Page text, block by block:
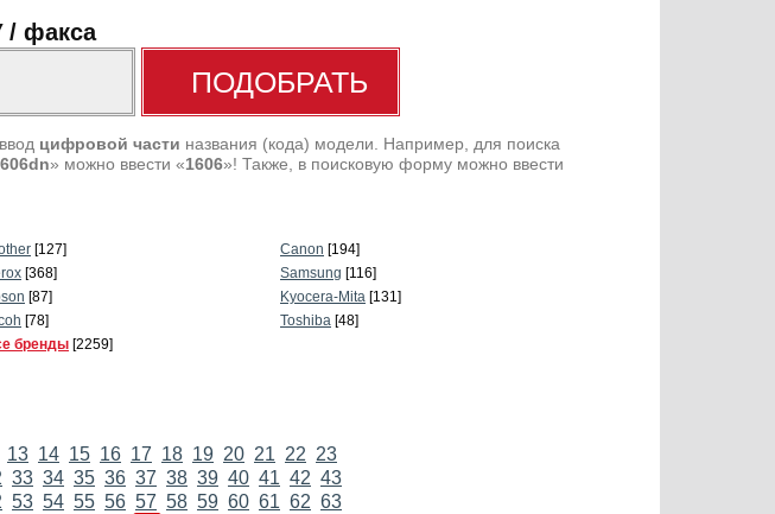
/ факса
цифровой части названия (кода) модели. Например, для поиска
» можно ввести «1606»! Также, в поисковую форму можно ввести
[127] Canon [194]
[368] Samsung [116]
[87] Kyocera-Mita [131]
[78] Toshiba [48]
бренды [2259]
13 14 15 16 17 18 19 20 21 22 23
33 34 35 36 37 38 39 40 41 42 43
53 54 55 56 57 58 59 60 61 62 63